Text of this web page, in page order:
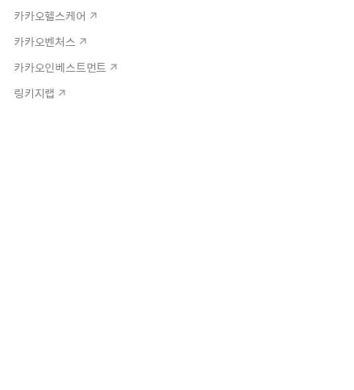
카카오헬스케어
카카오벤처스
카카오인베스트먼트
링키지랩